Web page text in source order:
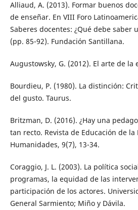
Alliaud, A. (2013). Formar buenos
de enseñar. En VIII Foro
Saberes docentes: ¿Qué debe saber
(pp. 85-92). Fundación Santillana.
Augustowsky, G. (2012). El arte de la
Bourdieu, P. (1980). La distinción:
del gusto. Taurus.
Britzman, D. (2016). ¿Hay una
tan recto. Revista de Educación de la
Humanidades, 9(7), 13-34.
Coraggio, J. L. (2003). La política
programas, la equidad de las
participación de los actores.
General Sarmiento; Miño y Dávila.